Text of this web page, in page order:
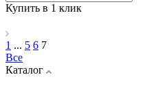
Купить в 1 клик
1 ... 5 6 7
Все
Каталог